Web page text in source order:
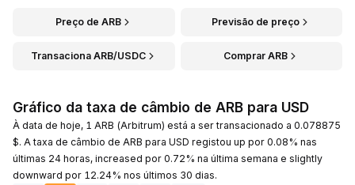
Preço de ARB Previsão de preço
Transaciona ARB/USDC Comprar ARB
Gráfico da taxa de câmbio de ARB para USD
À data de hoje, 1 ARB (Arbitrum) está a ser transacionado a 0.078875
$. A taxa de câmbio de ARB para USD registou up por 0.08% nas
últimas 24 horas, increased por 0.72% na última semana e slightly
downward por 12.24% nos últimos 30 dias.